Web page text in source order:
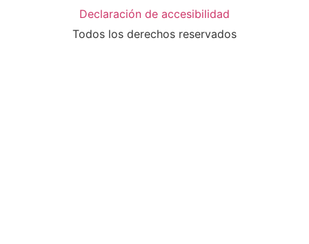
Declaración de accesibilidad
Todos los derechos reservados